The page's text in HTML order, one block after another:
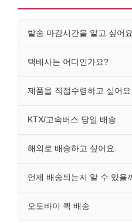
발송 마감시간을 알고 싶어요.
택배사는 어디인가요?
제품을 직접수령하고 싶어요
KTX/고속버스 당일 배송
해외로 배송하고 싶어요.
언제 배송되는지 알 수 있을
오토바이 퀵 배송